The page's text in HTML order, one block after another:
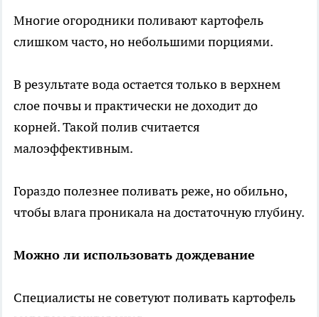
Многие огородники поливают картофель
слишком часто, но небольшими порциями.
В результате вода остается только в верхнем
слое почвы и практически не доходит до
корней. Такой полив считается
малоэффективным.
Гораздо полезнее поливать реже, но обильно,
чтобы влага проникала на достаточную глубину.
Можно ли использовать дождевание
Специалисты не советуют поливать картофель